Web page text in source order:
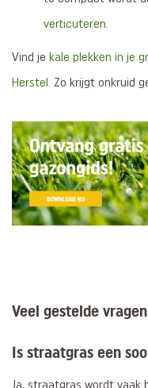
verticuteren.
Vind je kale plekken in je
Herstel . Zo krijgt onkruid
Veel gestelde vragen
Is straatgras een